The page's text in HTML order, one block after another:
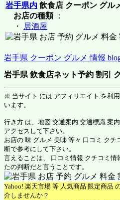
岩手県内 飲食店 クーポン グル
お店の種類：
・
居酒屋
岩手県 クーポン グルメ 情報
岩手県 飲食店ネット予約 割引
※ 当サイト には アフィリエイト を利
います。
行き方 は、地図 交通案内 交通標識 案
アクセスして下さい。
お店の 味 グルメ 美味 等々 口コミ クチ
断で参考にして下さい。
言えることは、 口コミ情報 クチコミ
たの判断だと言うことです。
Yahoo! 楽天市場 等 人気商品 限定商品
介しませんか？